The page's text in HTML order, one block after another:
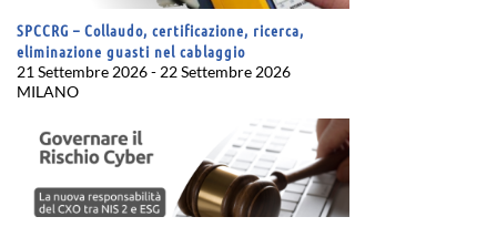
SPCCRG – Collaudo, certificazione, ricerca,
eliminazione guasti nel cablaggio
21 Settembre 2026 - 22 Settembre 2026
MILANO